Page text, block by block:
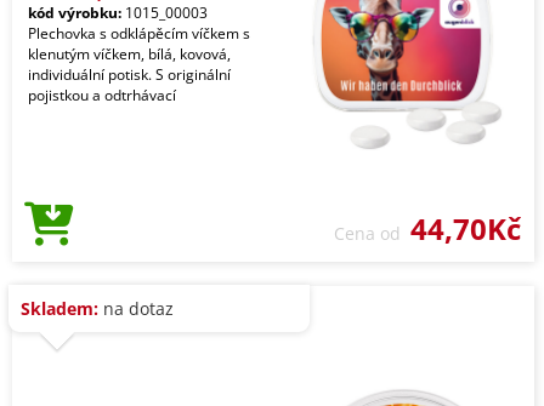
kód výrobku: 1015_00003
Plechovka s odklápěcím víčkem s
klenutým víčkem, bílá, kovová,
individuální potisk. S originální
pojistkou a odtrhávací
Cena od 44,70Kč
Skladem: na dotaz